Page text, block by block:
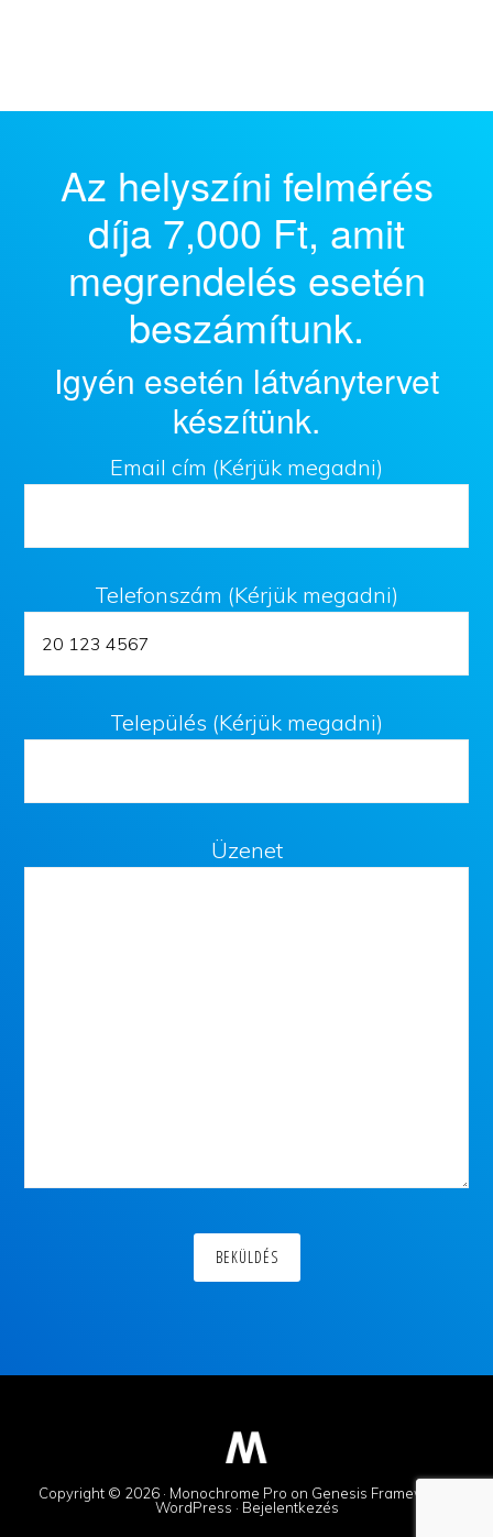
Az helyszíni felmérés
díja 7,000 Ft, amit
megrendelés esetén
beszámítunk.
Igyén esetén látványtervet
készítünk.
Email cím (Kérjük megadni)
Telefonszám (Kérjük megadni)
Település (Kérjük megadni)
Üzenet
Copyright © 2026 · Monochrome Pro on Genesis Framework
WordPress · Bejelentkezés